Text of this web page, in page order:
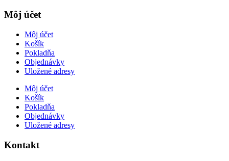
Môj účet
Môj účet
Košík
Pokladňa
Objednávky
Uložené adresy
Môj účet
Košík
Pokladňa
Objednávky
Uložené adresy
Kontakt